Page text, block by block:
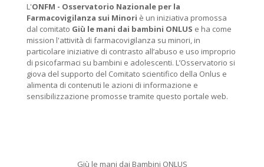
L'ONFM - Osservatorio Nazionale per la
Farmacovigilanza sui Minori è un iniziativa promossa
dal comitato Giù le mani dai bambini ONLUS e ha come
mission l'attività di farmacovigilanza su minori, in
particolare iniziative di contrasto all’abuso e uso improprio
di psicofarmaci su bambini e adolescenti. L’Osservatorio si
giova del supporto del Comitato scientifico della Onlus e
alimenta di contenuti le azioni di informazione e
sensibilizzazione promosse tramite questo portale web.
Giù le mani dai Bambini ONLUS